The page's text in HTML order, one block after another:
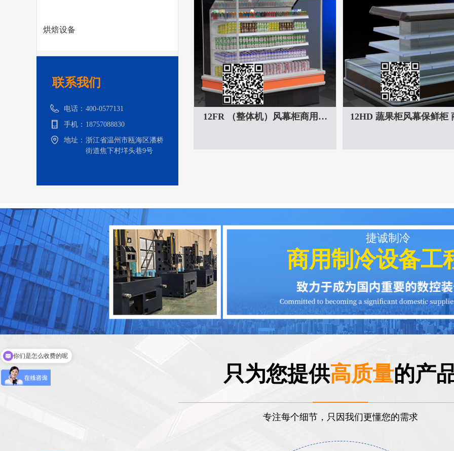
烘焙设备
联系我们
电话： 400-0577131
手机： 18757088830
地址： 浙江省温州市瓯海区潘桥
街道焦下村垟头巷9号
12FR （整体机）风幕柜商用冰
12HD 蔬果柜风幕保鲜柜
捷诚制冷
商用制冷设备工
只为您提供高质量的产
专注每个细节，只因我们更懂您的需求
你们是怎么收费的呢